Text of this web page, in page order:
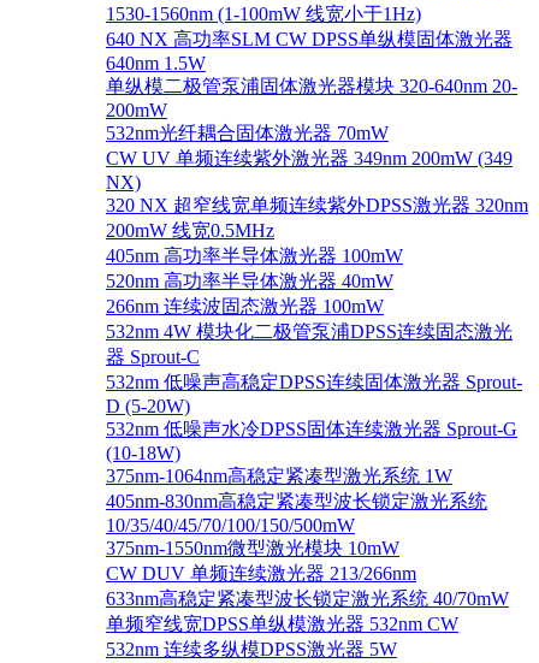
1530-1560nm (1-100mW 线宽小于1Hz)
640 NX 高功率SLM CW DPSS单纵模固体激光器
640nm 1.5W
单纵模二极管泵浦固体激光器模块 320-640nm 20-
200mW
532nm光纤耦合固体激光器 70mW
CW UV 单频连续紫外激光器 349nm 200mW (349
NX)
320 NX 超窄线宽单频连续紫外DPSS激光器 320nm
200mW 线宽0.5MHz
405nm 高功率半导体激光器 100mW
520nm 高功率半导体激光器 40mW
266nm 连续波固态激光器 100mW
532nm 4W 模块化二极管泵浦DPSS连续固态激光
器 Sprout-C
532nm 低噪声高稳定DPSS连续固体激光器 Sprout-
D (5-20W)
532nm 低噪声水冷DPSS固体连续激光器 Sprout-G
(10-18W)
375nm-1064nm高稳定紧凑型激光系统 1W
405nm-830nm高稳定紧凑型波长锁定激光系统
10/35/40/45/70/100/150/500mW
375nm-1550nm微型激光模块 10mW
CW DUV 单频连续激光器 213/266nm
633nm高稳定紧凑型波长锁定激光系统 40/70mW
单频窄线宽DPSS单纵模激光器 532nm CW
532nm 连续多纵模DPSS激光器 5W